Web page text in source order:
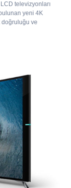
televizyonları
yeni 4K
doğruluğu ve